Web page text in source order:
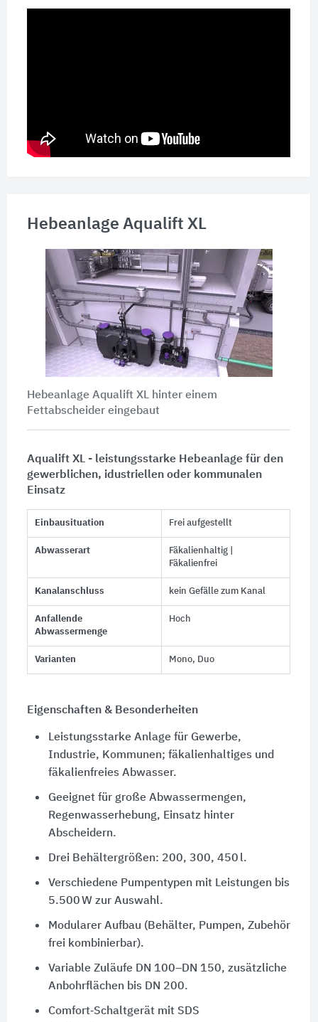
Hebeanlage Aqualift XL
Hebeanlage Aqualift XL hinter einem
Fettabscheider eingebaut
Aqualift XL - leistungsstarke Hebeanlage für den
gewerblichen, idustriellen oder kommunalen
Einsatz
Einbausituation Frei aufgestellt
Abwasserart
Fäkalienhaltig |
Fäkalienfrei
Kanalanschluss kein Gefälle zum Kanal
Anfallende
Abwassermenge
Hoch
Varianten Mono, Duo
Eigenschaften & Besonderheiten
Leistungsstarke Anlage für Gewerbe,
Industrie, Kommunen; fäkalienhaltiges und
fäkalienfreies Abwasser.
Geeignet für große Abwassermengen,
Regenwasserhebung, Einsatz hinter
Abscheidern.
Drei Behältergrößen: 200, 300, 450 l.
Verschiedene Pumpentypen mit Leistungen bis
5.500 W zur Auswahl.
Modularer Aufbau (Behälter, Pumpen, Zubehör
frei kombinierbar).
Variable Zuläufe DN 100–DN 150, zusätzliche
Anbohrflächen bis DN 200.
Comfort‑Schaltgerät mit SDS